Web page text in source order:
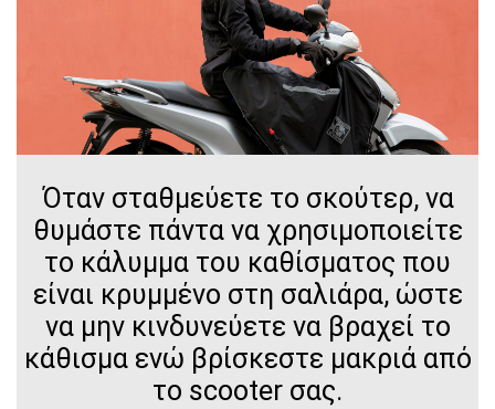
Όταν σταθμεύετε το σκούτερ, να
θυμάστε πάντα να χρησιμοποιείτε
το κάλυμμα του καθίσματος που
είναι κρυμμένο στη σαλιάρα, ώστε
να μην κινδυνεύετε να βραχεί το
κάθισμα ενώ βρίσκεστε μακριά από
το scooter σας.